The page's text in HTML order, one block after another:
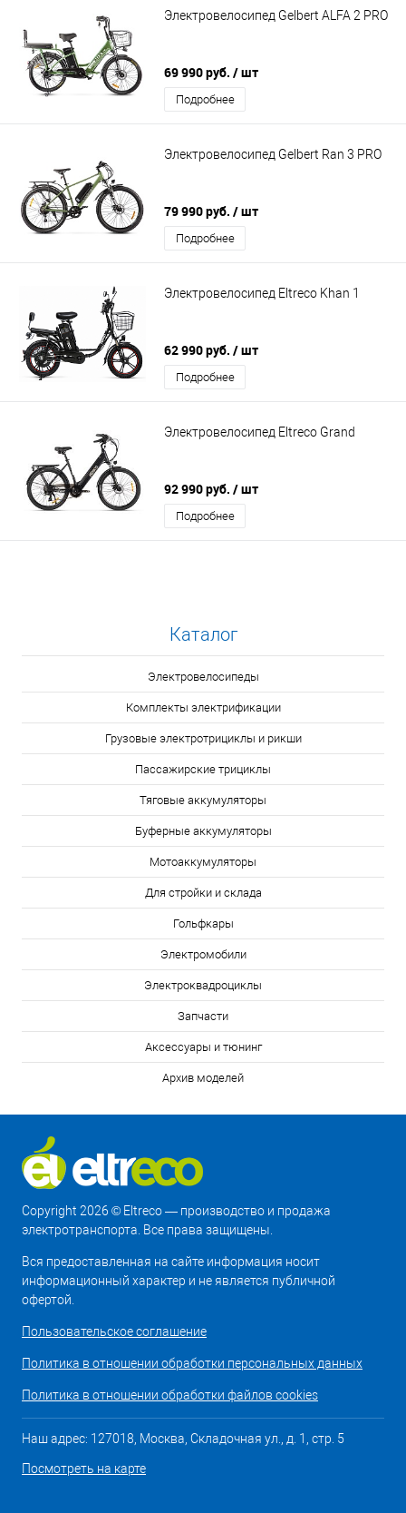
Электровелосипед Gelbert ALFA 2 PRO
69 990 руб. / шт
Подробнее
Электровелосипед Gelbert Ran 3 PRO
79 990 руб. / шт
Подробнее
Электровелосипед Eltreco Khan 1
62 990 руб. / шт
Подробнее
Электровелосипед Eltreco Grand
92 990 руб. / шт
Подробнее
Каталог
Электровелосипеды
Комплекты электрификации
Грузовые электротрициклы и рикши
Пассажирские трициклы
Тяговые аккумуляторы
Буферные аккумуляторы
Мотоаккумуляторы
Для стройки и склада
Гольфкары
Электромобили
Электроквадроциклы
Запчасти
Аксессуары и тюнинг
Архив моделей
Copyright 2026 © Eltreco — производство и продажа
электротранспорта. Все права защищены.
Вся предоставленная на сайте информация носит
информационный характер и не является публичной
офертой.
Пользовательское соглашение
Политика в отношении обработки персональных данных
Политика в отношении обработки файлов cookies
Наш адрес: 127018, Москва, Складочная ул., д. 1, стр. 5
Посмотреть на карте